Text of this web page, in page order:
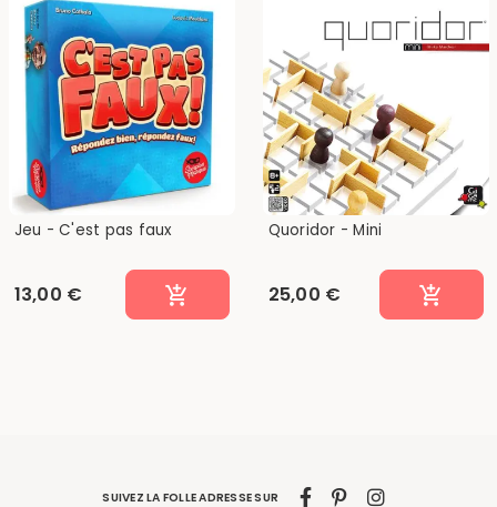
Jeu - C'est pas faux
13,00 €
Quoridor - Mini
25,00 €
SUIVEZ LA FOLLE ADRESSE SUR